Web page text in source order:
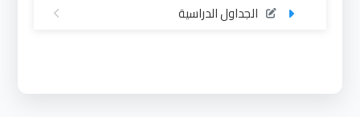
الجداول الدراسية